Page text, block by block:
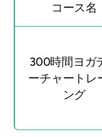
コース名
300時間ヨガ
ーチャートレ
ング